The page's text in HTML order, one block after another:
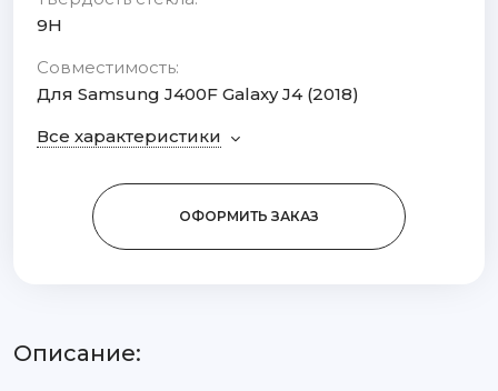
9H
Совместимость:
Для Samsung J400F Galaxy J4 (2018)
Все характеристики
ОФОРМИТЬ ЗАКАЗ
Описание: